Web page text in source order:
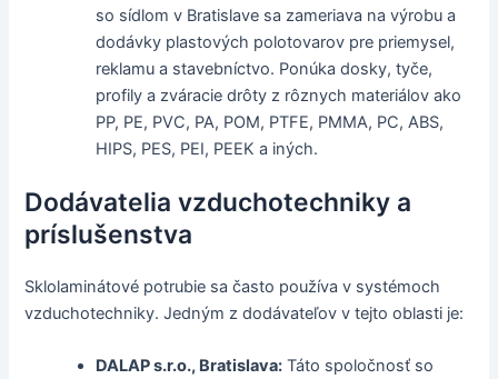
so sídlom v Bratislave sa zameriava na výrobu a
dodávky plastových polotovarov pre priemysel,
reklamu a stavebníctvo. Ponúka dosky, tyče,
profily a zváracie drôty z rôznych materiálov ako
PP, PE, PVC, PA, POM, PTFE, PMMA, PC, ABS,
HIPS, PES, PEI, PEEK a iných.
Dodávatelia vzduchotechniky a
príslušenstva
Sklolaminátové potrubie sa často používa v systémoch
vzduchotechniky. Jedným z dodávateľov v tejto oblasti je:
DALAP s.r.o., Bratislava: Táto spoločnosť so